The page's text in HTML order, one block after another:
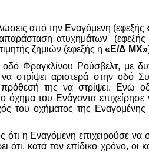
από την Εναγόμενη (εφεξής
ατυχημάτων (εφεξής
ζημιών (εφεξής η «Ε/Δ ΜΧ»
Φραγκλίνου Ρούσβελτ, με
αριστερά στην οδό
της να στρίψει. Ενώ
του Ενάγοντα
του οχήματος της Εναγo
η Εναγόμενη επιχειρούσε
κατά τον επίδικο χρόνο, οι